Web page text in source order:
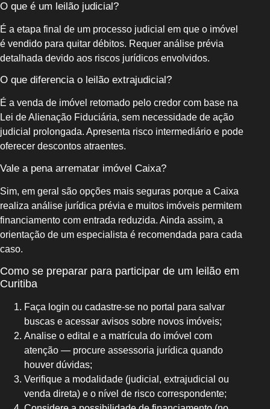
O que é um leilão judicial?
É a etapa final de um processo judicial em que o imóvel
é vendido para quitar débitos. Requer análise prévia
detalhada devido aos riscos jurídicos envolvidos.
O que diferencia o leilão extrajudicial?
É a venda de imóvel retomado pelo credor com base na
Lei de Alienação Fiduciária, sem necessidade de ação
judicial prolongada. Apresenta risco intermediário e pode
oferecer descontos atraentes.
Vale a pena arrematar imóvel Caixa?
Sim, em geral são opções mais seguras porque a Caixa
realiza análise jurídica prévia e muitos imóveis permitem
financiamento com entrada reduzida. Ainda assim, a
orientação de um especialista é recomendada para cada
caso.
Como se preparar para participar de um leilão em
Curitiba
Faça login ou cadastre‑se no portal para salvar
buscas e acessar avisos sobre novos imóveis;
Analise o edital e a matrícula do imóvel com
atenção — procure assessoria jurídica quando
houver dúvidas;
Verifique a modalidade (judicial, extrajudicial ou
venda direta) e o nível de risco correspondente;